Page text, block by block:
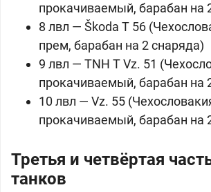
прокачиваемый, барабан на
8 лвл — Škoda T 56 (
прем, барабан на 2 снаряда)
9 лвл — TNH T Vz. 51 (
прокачиваемый, барабан на
10 лвл — Vz. 55 (
прокачиваемый, барабан на
Третья и четвёртая
танков